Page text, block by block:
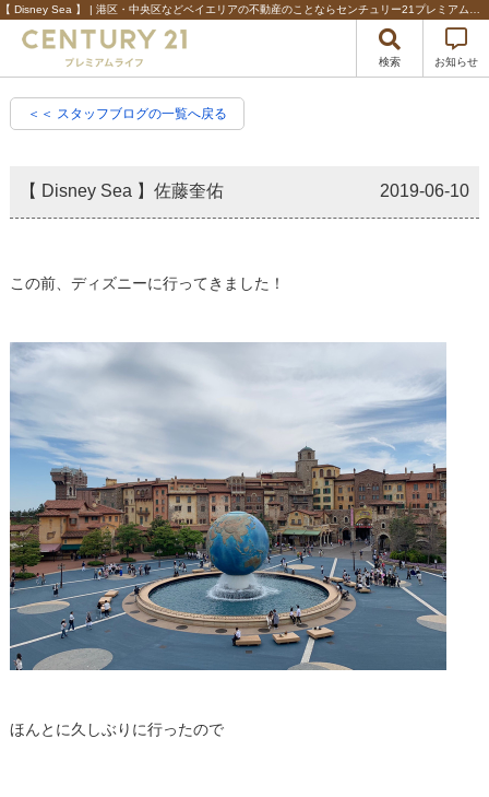
検索 お知らせ
＜＜ スタッフブログの一覧へ戻る
【 Disney Sea 】佐藤奎佑 2019-06-10
この前、ディズニーに行ってきました！
ほんとに久しぶりに行ったので